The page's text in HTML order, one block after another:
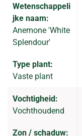
Wetenschappeli
jke naam:
Anemone 'White
Splendour'
Type plant:
Vaste plant
Vochtigheid:
Vochthoudend
Zon / schaduw: